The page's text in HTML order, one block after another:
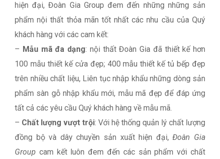
hiện đại, Đoàn Gia Group đem đến những những sản
phẩm nội thất thỏa mãn tốt nhất các nhu cầu của Quý
khách hàng với các cam kết:
– Mẫu mã đa dạng: nội thất Đoàn Gia đã thiết kế hơn
100 mẫu thiết kế cửa đẹp; 400 mẫu thiết kế tủ bếp đẹp
trên nhiều chất liệu, Liên tục nhập khẩu những dòng sản
phẩm sàn gỗ nhập khẩu mới, mẫu mã đẹp để đáp ứng
tất cả các yêu cầu Quý khách hàng về mẫu mã.
– Chất lượng vượt trội: Với hệ thống quản lý chất lượng
đồng bộ và dây chuyền sản xuất hiện đại,Đoàn Gia
Group cam kết luôn đem đến các sản phẩm với chất